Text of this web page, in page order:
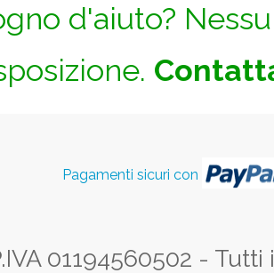
d'aiuto?
Pagamenti sicuri con
01194560502 -